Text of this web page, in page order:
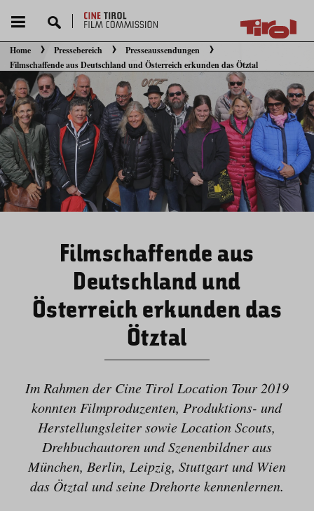
Sie befinden sich hier:
Home Pressebereich
Presseaussendungen
Filmschaffende aus Deutschland und Österreich erkunden das Ötztal
Filmschaffende aus
Deutschland und
Österreich erkunden das
Ötztal
Im Rahmen der Cine Tirol Location Tour 2019
konnten Filmproduzenten, Produktions- und
Herstellungsleiter sowie Location Scouts,
Drehbuchautoren und Szenenbildner aus
München, Berlin, Leipzig, Stuttgart und Wien
das Ötztal und seine Drehorte kennenlernen.